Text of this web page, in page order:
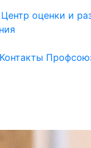
Центр оценки и
Контакты